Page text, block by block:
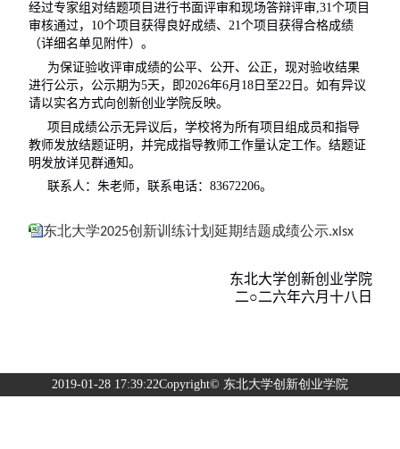
经过专家组对结题项目进行书面评审和现场答辩评审,31个项目
审核通过， 10个项目获得良好成绩、 21个项目获得合格成绩
（详细名单见附件）。
为保证验收评审成绩的公平、公开、公正，现对验收结果
进行公示，公示期为5天，即2026年6月 18日至22日。如有异议
请以实名方式向创新创业学院反映。
项目成绩公示无异议后，学校将为所有项目组成员和指导
教师发放结题证明，并完成指导教师工作量认定工作。结题证
明发放详见群通知。
联系人：朱老师，联系电话： 83672206。
东北大学2025创新训练计划延期结题成绩公示.xlsx
东北大学创新创业学院
二○二六年六月 十八 日
2019-01-28 17:39:22Copyright© 东北大学创新创业学院